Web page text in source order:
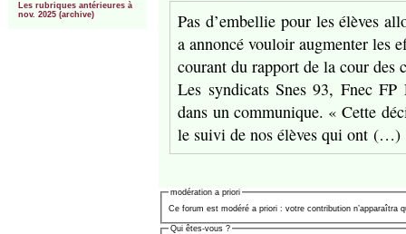
Les rubriques antérieures à
nov. 2025 (archive)
Pas d’embellie pour les élèves
a annoncé vouloir augmenter les
courant du rapport de la cour des
Les syndicats Snes 93, Fnec
dans un communique. « Cette
le suivi de nos élèves qui ont (…)
modération a priori
Ce forum est modéré a priori : votre contribution n’apparaîtra
Qui êtes-vous ?